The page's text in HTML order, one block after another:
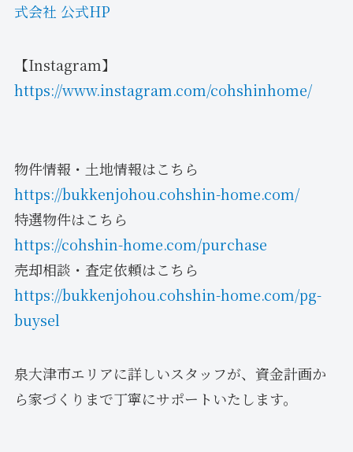
式会社 公式HP
【Instagram】
https://www.instagram.com/cohshinhome/
物件情報・土地情報はこちら
https://bukkenjohou.cohshin-home.com/
特選物件はこちら
https://cohshin-home.com/purchase
売却相談・査定依頼はこちら
https://bukkenjohou.cohshin-home.com/pg-
buysel
泉大津市エリアに詳しいスタッフが、資金計画か
ら家づくりまで丁寧にサポートいたします。